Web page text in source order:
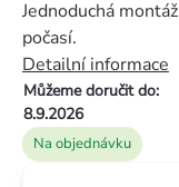
5
hvězdiček.
Na objednávku
Můžeme doručit do:
8.9.2026
Jednoduchá
počasí.
Detailní informace